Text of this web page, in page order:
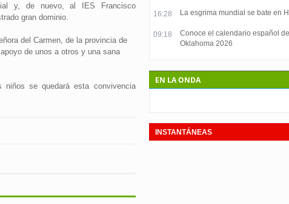
y, de nuevo, al IES Francisco
gran dominio.
del Carmen, de la provincia de
de unos a otros y una sana
se quedará esta convivencia
16:28 La esgrima mundial se bate en
09:18
Conoce el calendario español
Oklahoma 2026
EN LA ONDA
INSTANTÁNEAS